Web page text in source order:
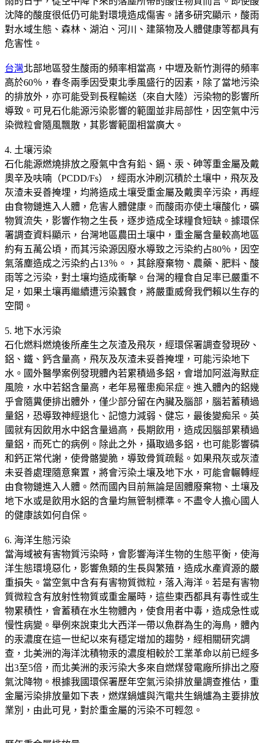
沈降的酸度很低仍可能對環境造成傷害。諸多研究顯示，酸雨
對水域生態、森林、湖泊、河川、建築物及人體健康等都具有
危害性。
台灣北部地區發生酸雨的頻率相當高，中壢及新竹測得的頻率
高於60％，春冬兩季因受東北季風盛行的因素，除了當地污染
的排放外，亦可能受到長程輸送（來自大陸）污染物的影響所
導致。可見石化能源污染影響的範圍並非局部性，因空氣中污
染微粒會隨風飄散，其影響範圍相當廣大。
4. 土壤污染
石化能源燃燒排放之廢氣中含有鉛、鎘、汞、砷等重金屬及戴
奧辛及呋喃（PCDD/Fs），經雨水沖刷沉積於土壤中，飛灰及
灰渣未妥善掩埋，均將造成土壤受重金屬及戴奧辛污染，再經
由食物鏈進入人體，危害人體健康。而酸雨亦使土壤酸化，礦
物質流失，影響作物之生長，逐步造成全球糧食短缺。據環保
署調查資料顯示，台灣地區農田土壤中，重金屬含量較高地區
約有五萬公頃，而其污染源因廢水導致之污染約占80％，因空
氣落塵造成之污染約占13％。，其餘廢棄物、農藥、肥料、酸
雨等之污染，對土壤均造成衝擊。台灣的糧食自足率已嚴重不
足，如果土壤再繼續遭污染蠶食，將嚴重威脅我們賴以生存的
空間。
5. 地下水污染
石化燃料燃燒後所產生之灰渣及飛灰，經環保署調查發現矽、
鋁、鐵、鈣含量高，飛灰及灰渣未妥善掩埋，可能污染地下
水。國外醫學案例發現體內若累積過多鋁，會增加阿滋海默症
風險，水中若鋁含量高，老年易罹患痴呆症。進入體內的鋁幾
乎會隨糞便排出體外，僅少部分留在內臟及腦部，腦若蓄積過
量鋁，恐導致神經退化、記憶力減弱、健忘，最後變痴呆。英
國就有因飲用水中鋁含量過高，長期飲用，造成因腦部累積過
量鋁，而死亡的病例。除此之外，攝取過多鋁，也可能影響磷
和鈣正常代謝，使骨骼變脆，導致骨質疏鬆。如果飛灰或灰渣
未妥善處理隨意棄置，將會污染土壤及地下水，可能會輾轉經
由食物鏈進入人體。然而國內目前無論是固體廢棄物、土壤及
地下水或是飲用水鋁的含量均無管制標準。不盡令人擔心國人
的健康該如何自保。
6. 海洋生態污染
當海域被有害物質污染時，會影響海洋生物的生態平衡，使海
洋生態環境惡化，影響魚類的生長與繁殖，造成水產資源的嚴
重損失。當空氣中含有有害物質微粒，落入海洋。若是有害物
質微粒含有放射性物質或重金屬時，這些東西都具有毒性或生
物累積性，會蓄積在水生物體內，使食用者中毒，造成急性或
慢性病變。舉例來說東北大西洋一帶以魚群為生的海鳥，體內
的汞濃度在這一世紀以來有穩定增加的趨勢，經相關研究調
查，北美洲的海洋沈積物汞的濃度相較於工業革命以前已經多
出3至5倍，而北美洲的汞污染大多來自燃煤發電廠所排出之廢
氣沈降物。根據我國環保署歷年空氣污染排放量調查推估，重
金屬污染排放量如下表，燃煤鍋爐與汽電共生鍋爐為主要排放
業別，由此可見，對於重金屬的污染不可輕忽。